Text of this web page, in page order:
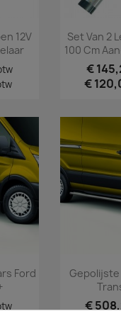
12V
Set Van 2
100 Cm
€
€
Ford
Gepolijste
€